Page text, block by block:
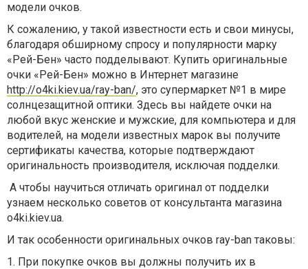
модели очков.
К сожалению, у такой известности есть и свои минусы,
благодаря обширному спросу и популярности марку
«Рей-Бен» часто подделывают. Купить оригинальные
очки «Рей-Бен» можно в Интернет магазине
http://o4ki.kiev.ua/ray-ban/, это супермаркет №1 в мире
солнцезащитной оптики. Здесь вы найдете очки на
любой вкус женские и мужские, для компьютера и для
водителей, на модели известных марок вы получите
сертификаты качества, которые подтверждают
оригинальность производителя, исключая подделки.
А чтобы научиться отличать оригинал от подделки
узнаем несколько советов от консультанта магазина
o4ki.kiev.ua.
И так особенности оригинальных очков ray-ban таковы:
1. При покупке очков вы должны получить их в